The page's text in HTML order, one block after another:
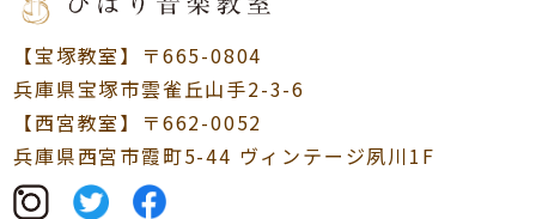
【宝塚教室】〒665-0804
兵庫県宝塚市雲雀丘山手2-3-6
【西宮教室】〒662-0052
兵庫県西宮市霞町5-44 ヴィンテージ夙川1F